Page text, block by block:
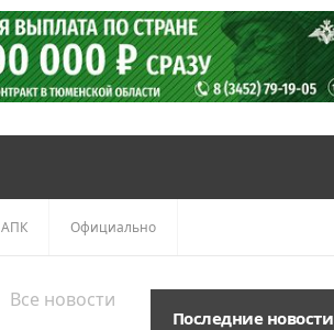
АПК Официально
Все новости
Последние новости